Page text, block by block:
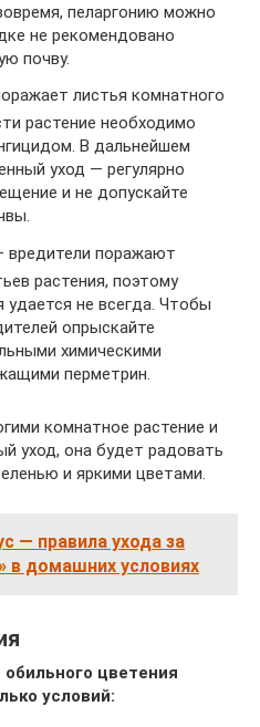
пеларгонию можно
не рекомендовано
почву.
листья комнатного
растение необходимо
В дальнейшем
уход — регулярно
и не допускайте
вредители поражают
растения, поэтому
удается не всегда. Чтобы
опрыскайте
химическими
перметрин.
комнатное растение и
уход, она будет радовать
и яркими цветами.
— правила ухода за
в домашних условиях
цветения
условий: